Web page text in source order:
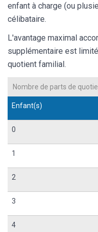
enfant à charge (ou
célibataire.
L'avantage maximal
supplémentaire est
quotient familial.
Nombre de parts de
Enfant(s)
0
1
2
3
4